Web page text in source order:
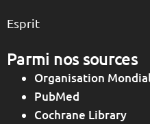
Esprit
Parmi nos sources
Organisation
PubMed
Cochrane Library